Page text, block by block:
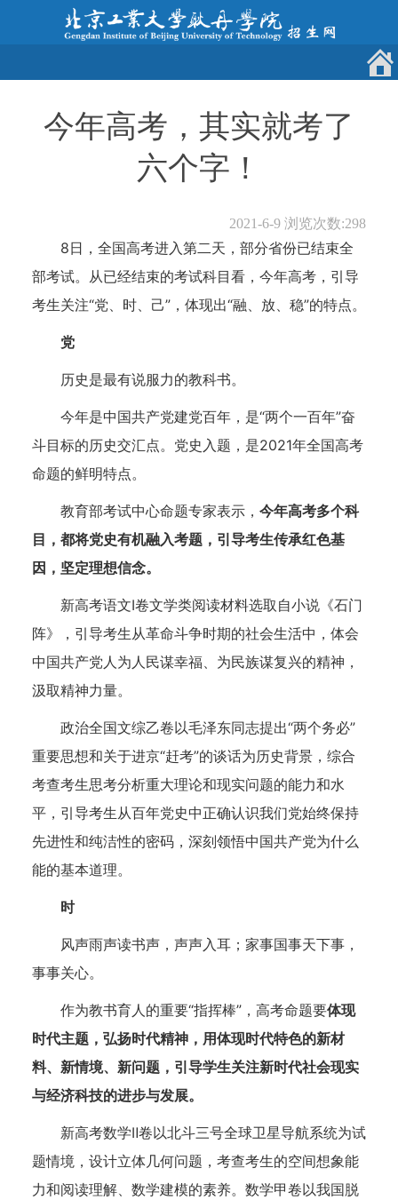
今年高考，其实就考了
六个字！
2021-6-9浏览次数:298
8日，全国高考进入第二天，部分省份已结束全
部考试。从已经结束的考试科目看，今年高考，引导
考生关注“党、时、己”，体现出“融、放、稳”的特点。
党
历史是最有说服力的教科书。
今年是中国共产党建党百年，是“两个一百年”奋
斗目标的历史交汇点。党史入题，是2021年全国高考
命题的鲜明特点。
教育部考试中心命题专家表示， 今年高考多个科
目，都将党史有机融入考题，引导考生传承红色基
因，坚定理想信念。
新高考语文Ⅰ卷文学类阅读材料选取自小说《石门
阵》，引导考生从革命斗争时期的社会生活中，体会
中国共产党人为人民谋幸福、为民族谋复兴的精神，
汲取精神力量。
政治全国文综乙卷以毛泽东同志提出“两个务必”
重要思想和关于进京“赶考”的谈话为历史背景，综合
考查考生思考分析重大理论和现实问题的能力和水
平，引导考生从百年党史中正确认识我们党始终保持
先进性和纯洁性的密码，深刻领悟中国共产党为什么
能的基本道理。
时
风声雨声读书声，声声入耳；家事国事天下事，
事事关心。
作为教书育人的重要“指挥棒”，高考命题要体现
时代主题，弘扬时代精神，用体现时代特色的新材
料、新情境、新问题，引导学生关注新时代社会现实
与经济科技的进步与发展。
新高考数学Ⅱ卷以北斗三号全球卫星导航系统为试
题情境，设计立体几何问题，考查考生的空间想象能
力和阅读理解、数学建模的素养。数学甲卷以我国脱